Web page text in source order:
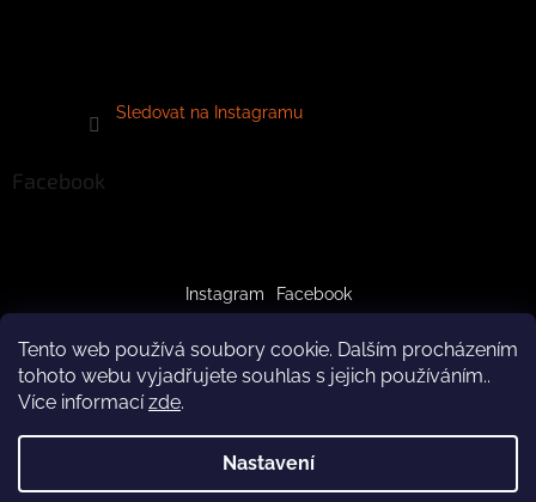
Tento web používá soubory cookie. Dalším procházením
tohoto webu vyjadřujete souhlas s jejich používáním..
Více informacízde.
Nastavení
Sledovat na Instagramu
Facebook
Instagram Facebook